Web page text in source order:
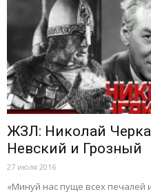
ЖЗЛ: Николай
Невский и Грозный
27 июля 2016
«Минуй нас пуще всех печалей